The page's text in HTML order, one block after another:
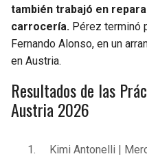
también trabajó en
carrocería. Pérez terminó
Fernando Alonso, en un
en Austria.
Resultados de las
Austria 2026
Kimi Antonelli |